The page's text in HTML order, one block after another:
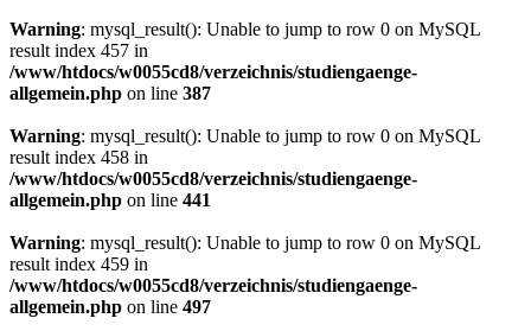
Warning: mysql_result(): Unable to jump to row 0 on MySQL
result index 457 in
/www/htdocs/w0055cd8/verzeichnis/studiengaenge-
allgemein.php on line 387
Warning: mysql_result(): Unable to jump to row 0 on MySQL
result index 458 in
/www/htdocs/w0055cd8/verzeichnis/studiengaenge-
allgemein.php on line 441
Warning: mysql_result(): Unable to jump to row 0 on MySQL
result index 459 in
/www/htdocs/w0055cd8/verzeichnis/studiengaenge-
allgemein.php on line 497